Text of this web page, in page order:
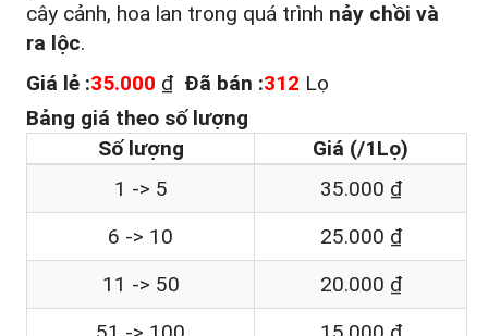
cây cảnh, hoa lan trong quá trình nảy chồi và
ra lộc.
Giá lẻ :35.000 ₫ Đã bán :312 Lọ
Bảng giá theo số lượng
Số lượng
Giá (/1Lọ)
1 -> 5
35.000 ₫
6 -> 10
25.000 ₫
11 -> 50
20.000 ₫